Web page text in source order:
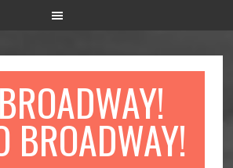
BROADWAY!